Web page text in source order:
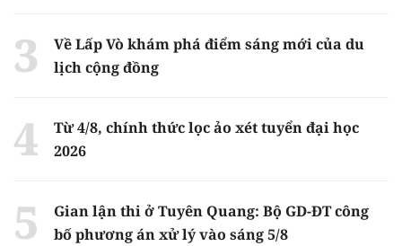
Về Lấp Vò khám phá điểm sáng mới của du
lịch cộng đồng
Từ 4/8, chính thức lọc ảo xét tuyển đại học
2026
Gian lận thi ở Tuyên Quang: Bộ GD-ĐT công
bố phương án xử lý vào sáng 5/8